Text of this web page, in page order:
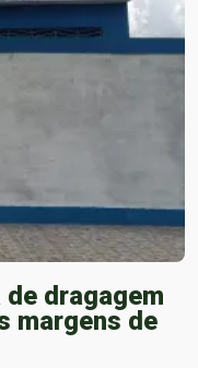
dragagem
margens de